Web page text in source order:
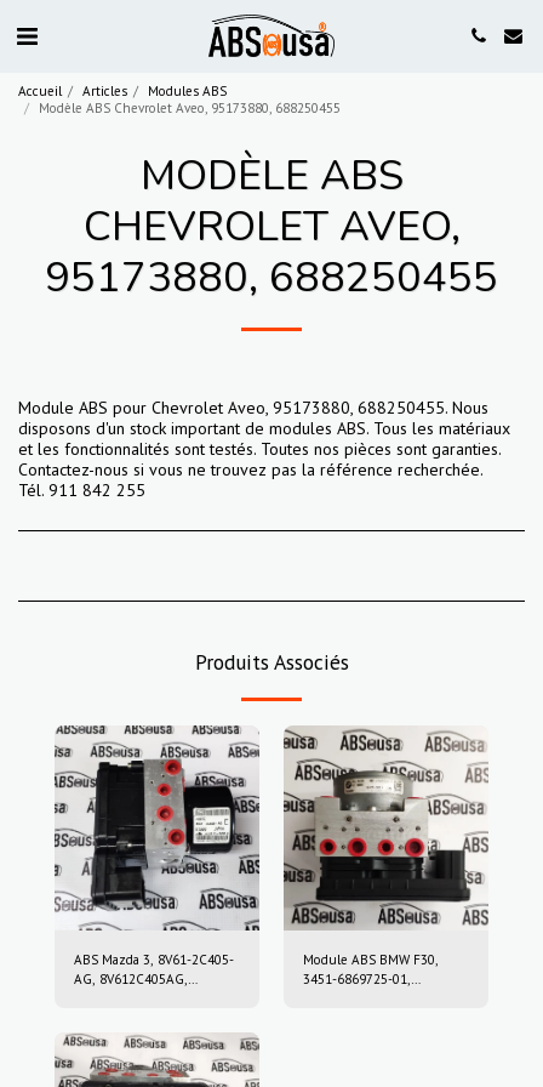
Accueil Articles
Modules ABS
Modèle ABS Chevrolet Aveo, 95173880, 688250455
MODÈLE ABS
CHEVROLET AVEO,
95173880, 688250455
Module ABS pour Chevrolet Aveo, 95173880, 688250455. Nous
disposons d'un stock important de modules ABS. Tous les matériaux
et les fonctionnalités sont testés. Toutes nos pièces sont garanties.
Contactez-nous si vous ne trouvez pas la référence recherchée.
Tél. 911 842 255
Produits Associés
ABS Mazda 3, 8V61-2C405-
AG, 8V612C405AG,
10096101153
Module ABS BMW F30,
3451-6869725-01,